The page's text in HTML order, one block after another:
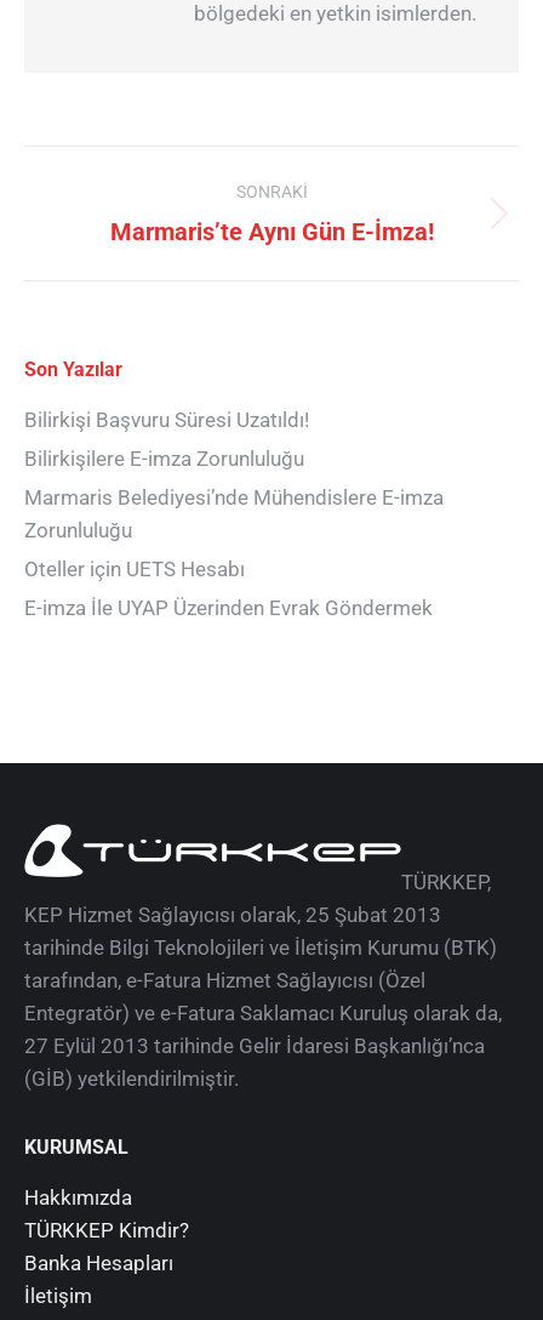
bölgedeki en yetkin isimlerden.
SONRAKI
Marmaris’te Aynı Gün E-İmza!
Son Yazılar
Bilirkişi Başvuru Süresi Uzatıldı!
Bilirkişilere E-imza Zorunluluğu
Marmaris Belediyesi’nde Mühendislere E-imza
Zorunluluğu
Oteller için UETS Hesabı
E-imza İle UYAP Üzerinden Evrak Göndermek
TÜRKKEP,
KEP Hizmet Sağlayıcısı olarak, 25 Şubat 2013
tarihinde Bilgi Teknolojileri ve İletişim Kurumu (BTK)
tarafından, e-Fatura Hizmet Sağlayıcısı (Özel
Entegratör) ve e-Fatura Saklamacı Kuruluş olarak da,
27 Eylül 2013 tarihinde Gelir İdaresi Başkanlığı’nca
(GİB) yetkilendirilmiştir.
KURUMSAL
Hakkımızda
TÜRKKEP Kimdir?
Banka Hesapları
İletişim